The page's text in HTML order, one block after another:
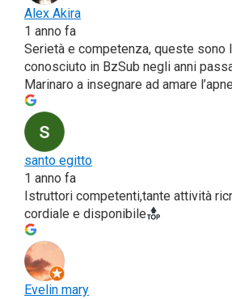
Alex Aki­ra
1 anno fa
Serie­tà e com­pe­ten­za, que­ste sono
cono­sciu­to in BzSub negli anni
Mari­na­ro a inse­gna­re ad ama­re
san­to egit­to
1 anno fa
Istrut­to­ri competenti,tante atti­vi­tà
cor­dia­le e disponibile
Eve­lin mary